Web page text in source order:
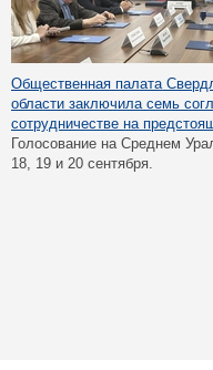
Общественная палата
области заключила семь
сотрудничестве на
Голосование на Среднем
18, 19 и 20 сентября.